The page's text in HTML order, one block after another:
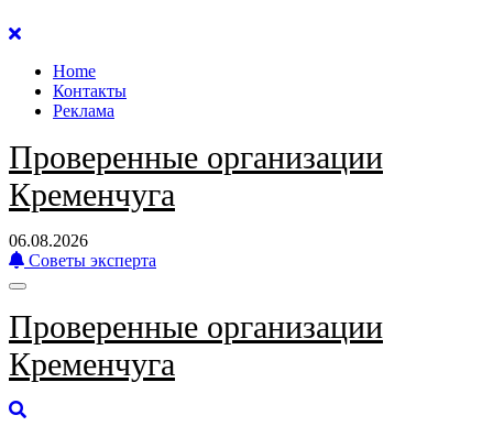
Перейти
содержанию
Home
Контакты
Реклама
Проверенные организации
Кременчуга
06.08.2026
Советы эксперта
Проверенные организации
Кременчуга